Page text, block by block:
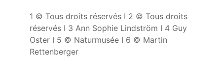
1 © Tous droits réservés I 2 © Tous droits
réservés I 3 Ann Sophie Lindström I 4 Guy
Oster I 5 © Naturmusée I 6 © Martin
Rettenberger